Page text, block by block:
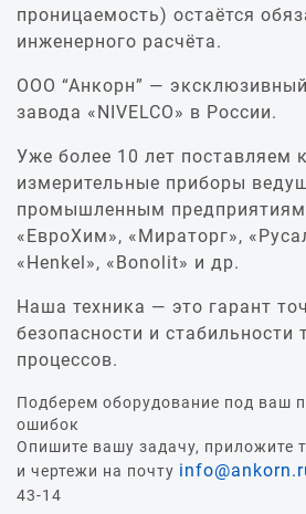
проницаемость) остаётся
инженерного расчёта.
ООО “Анкорн” —
завода «NIVELCO» в России.
Уже более 10 лет поставляем
измерительные приборы
промышленным
«ЕвроХим», «Мираторг»,
«Henkel», «Bonolit» и др.
Наша техника — это гарант
безопасности и стабильности
процессов.
Подберем оборудование под ваш
ошибок
Опишите вашу задачу, приложите
и чертежи на почту
43-14